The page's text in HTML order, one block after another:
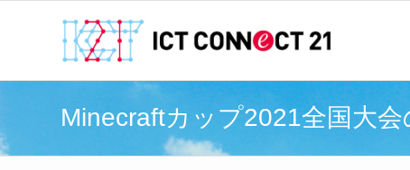
Minecraftカップ2021全国⼤会